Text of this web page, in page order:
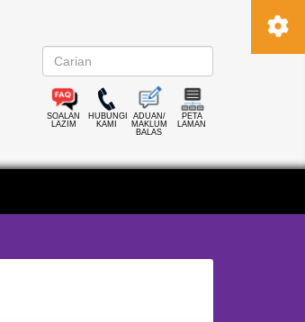
SOALAN
LAZIM
HUBUNGI
KAMI
ADUAN/
MAKLUM
BALAS
PETA
LAMAN